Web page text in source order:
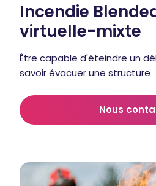
Incendie
virtuelle-mixte
Être capable d'éteindre un
savoir évacuer une structure
Nous